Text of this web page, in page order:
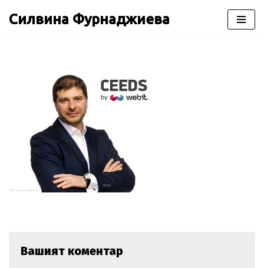
Силвина Фурнаджиева
Вашият коментар